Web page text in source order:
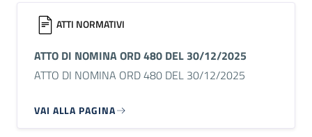
ATTI NORMATIVI
ATTO DI NOMINA ORD 480 DEL 30/12/2025
ATTO DI NOMINA ORD 480 DEL 30/12/2025
VAI ALLA PAGINA